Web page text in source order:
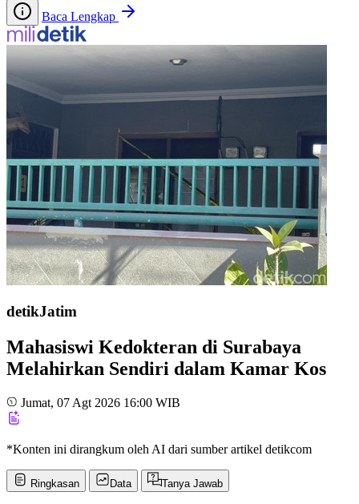
Baca Lengkap
detikJatim
Mahasiswi Kedokteran di Surabaya
Melahirkan Sendiri dalam Kamar Kos
Jumat, 07 Agt 2026 16:00 WIB
*Konten ini dirangkum oleh AI dari sumber artikel detikcom
Ringkasan Data Tanya Jawab